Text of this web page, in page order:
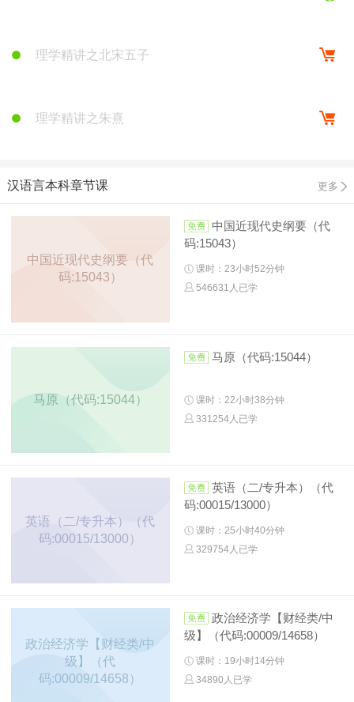
理学精讲之北宋五子
理学精讲之朱熹
汉语言本科章节课 更多
中国近现代史纲要（代
码:15043）
中国近现代史纲要（代
码:15043）
课时：23小时52分钟
546631人已学
马原（代码:15044）
马原（代码:15044）
课时：22小时38分钟
331254人已学
英语（二/专升本）（代
码:00015/13000）
英语（二/专升本）（代
码:00015/13000）
课时：25小时40分钟
329754人已学
政治经济学【财经类/中
级】（代
码:00009/14658）
政治经济学【财经类/中
级】（代码:00009/14658）
课时：19小时14分钟
34890人已学